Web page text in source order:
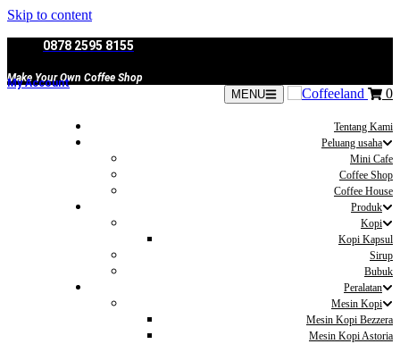
Skip to content
0878 2595 8155
Make Your Own Coffee Shop
My Account
MENU 0
Tentang Kami
Peluang usaha
Mini Cafe
Coffee Shop
Coffee House
Produk
Kopi
Kopi Kapsul
Sirup
Bubuk
Peralatan
Mesin Kopi
Mesin Kopi Bezzera
Mesin Kopi Astoria